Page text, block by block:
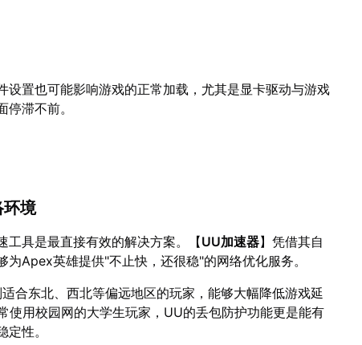
设置也可能影响游戏的正常加载，尤其是显卡驱动与游戏
滞不前。
环境
工具是最直接有效的解决方案。【UU加速器】凭借其自
Apex英雄提供"不止快，还很稳"的网络优化服务。
合东北、西北等偏远地区的玩家，能够大幅降低游戏延
使用校园网的大学生玩家，UU的丢包防护功能更是能有
性。